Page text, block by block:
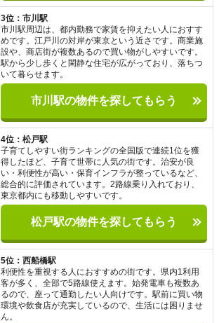
3位：市川駅
市川駅周辺は、都内勤務で家賃を抑えたい人におすす
めです。江戸川の対岸が東京という近さです。商業施
設や、商店街が複数あるので買い物がしやすいです。
駅から少し歩くと閑静な住宅が広がっており、落ちつ
いて暮らせます。
市川駅の物件を探してもらう
4位：松戸駅
子育てしやすい街ランキングの全国版で連続1位を獲
得したほど、子育て世帯に人気の街です。治安が良
い・利便性が高い・保育インフラが整っているなど、
総合的に評価されています。2路線乗り入れており、
東京都内にも移動しやすいです。
松戸駅の物件を探してもらう
5位：西船橋駅
利便性を重視する人におすすめの街です。県内1利用
客が多く、全部で5路線使えます。始発電車も複数あ
るので、座って通勤したい人向けです。駅前に買い物
環境や飲食店が充実しているので、生活には困りませ
ん。